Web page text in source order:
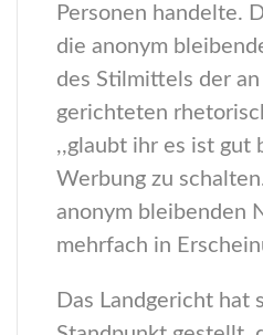
Personen handelte.
die anonym
des Stilmittels der
gerichteten
,,glaubt ihr es ist gut
Werbung zu
anonym bleibenden
mehrfach in
Das Landgericht hat